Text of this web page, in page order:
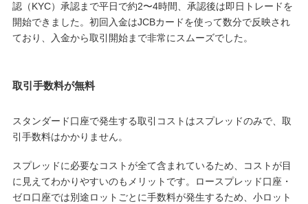
認（KYC）承認まで平日で約2〜4時間、承認後は即日トレードを
開始できました。初回入金はJCBカードを使って数分で反映され
ており、入金から取引開始まで非常にスムーズでした。
取引手数料が無料
スタンダード口座で発生する取引コストはスプレッドのみで、取
引手数料はかかりません。
スプレッドに必要なコストが全て含まれているため、コストが目
に見えてわかりやすいのもメリットです。ロースプレッド口座・
ゼロ口座では別途ロットごとに手数料が発生するため、小ロット